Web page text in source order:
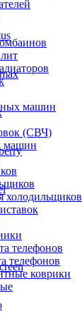
машин
(СВЧ)
машин
холодильщиков
телефонов
телефонов
коврики